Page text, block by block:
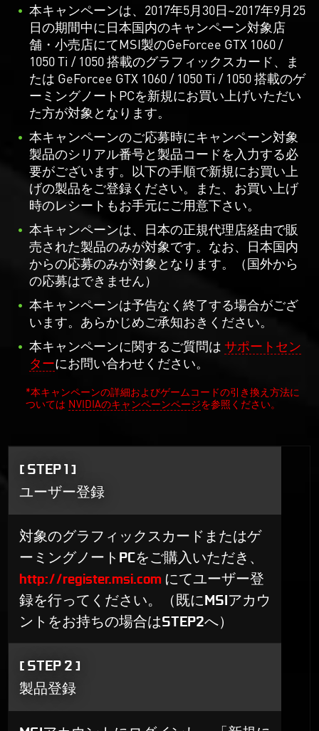
本キャンペーンは、2017年5月30日~2017年9月25
日の期間中に日本国内のキャンペーン対象店
舗・小売店にてMSI製のGeForcee GTX 1060 /
1050 Ti / 1050 搭載のグラフィックスカード、ま
たは GeForcee GTX 1060 / 1050 Ti / 1050 搭載のゲ
ーミングノートPCを新規にお買い上げいただい
た方が対象となります。
本キャンペーンのご応募時にキャンペーン対象
製品のシリアル番号と製品コードを入力する必
要がございます。以下の手順で新規にお買い上
げの製品をご登録ください。また、お買い上げ
時のレシートもお手元にご用意下さい。
本キャンペーンは、日本の正規代理店経由で販
売された製品のみが対象です。なお、日本国内
からの応募のみが対象となります。（国外から
の応募はできません）
本キャンペーンは予告なく終了する場合がござ
います。あらかじめご承知おきください。
本キャンペーンに関するご質問はサポートセン
ターにお問い合わせください。
*本キャンペーンの詳細およびゲームコードの引き換え方法に
ついては NVIDIAのキャンペーンページを参照ください。
[ STEP 1 ]
ユーザー登録
対象のグラフィックスカードまたはゲ
ーミングノートPCをご購入いただき、
http://register.msi.com にてユーザー登
録を行ってください。（既にMSIアカウ
ントをお持ちの場合はSTEP2へ）
[ STEP 2 ]
製品登録